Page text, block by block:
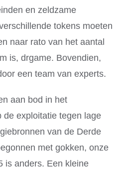
en zeldzame
tokens moeten
naar rato van het aantal
is, drgame. Bovendien,
een team van experts.
aan bod in het
de exploitatie tegen lage
van de Derde
met gokken, onze
is anders. Een kleine